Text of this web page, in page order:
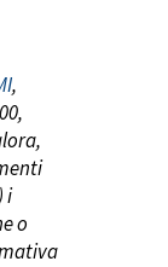
,
i
o